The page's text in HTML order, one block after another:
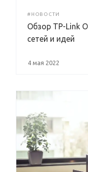
#НОВОСТИ
Обзор TP-Link
сетей и идей
4 мая 2022